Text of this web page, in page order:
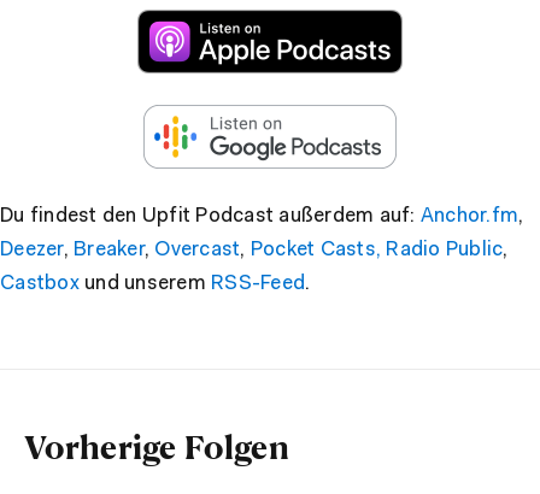
Du findest den Upfit Podcast außerdem auf: Anchor.fm,
Deezer, Breaker, Overcast, Pocket Casts, Radio Public,
Castboxund unserem RSS-Feed.
Vorherige Folgen